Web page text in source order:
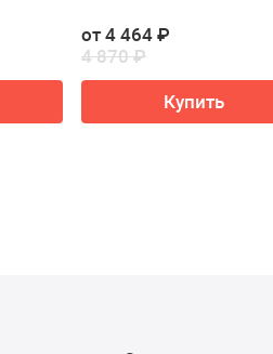
от 4 464 ₽
4 870 ₽
Купить